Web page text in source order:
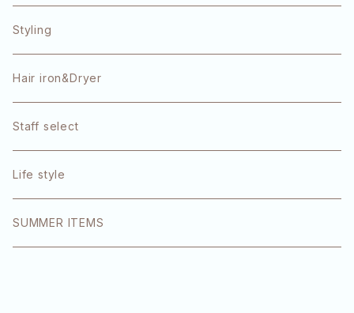
OLAPLEX
TOKIO
1DK
エクラリティ
E-STANDARD
Styling
Hair iron&Dryer
Staff select
Life style
SUMMER ITEMS